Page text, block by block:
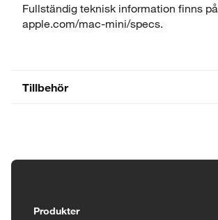
Fullständig teknisk information finns på
apple.com/mac-mini/specs.
Tillbehör
Produkter